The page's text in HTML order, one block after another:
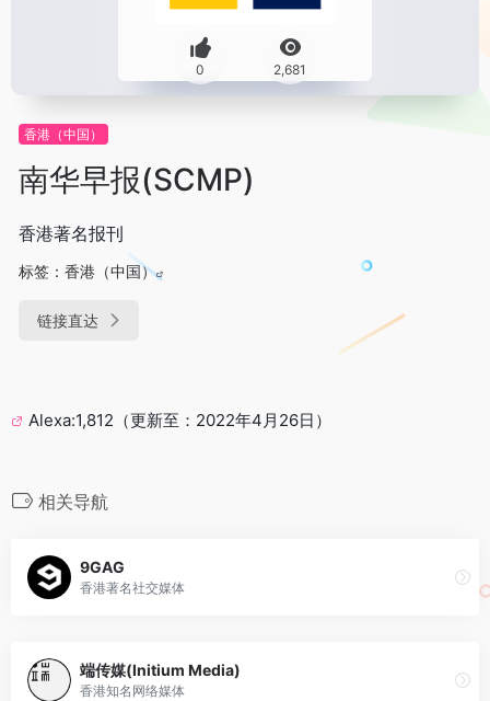
0 2,681
香港（中国）
南华早报(SCMP)
香港著名报刊
标签： 香港（中国）
链接直达
Alexa:1,812（更新至：2022年4月26日）
相关导航
9GAG
香港著名社交媒体
端传媒(Initium Media)
香港知名网络媒体